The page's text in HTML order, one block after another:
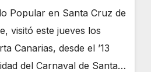
Popular en Santa Cruz de
visitó este jueves los
Canarias, desde el ’13
del Carnaval de Santa…